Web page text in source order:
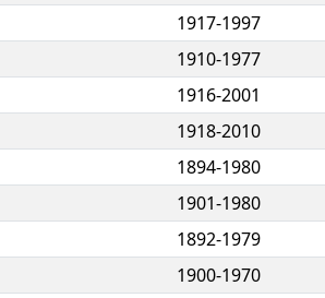
1917-1997
1910-1977
1916-2001
1918-2010
1894-1980
1901-1980
1892-1979
1900-1970